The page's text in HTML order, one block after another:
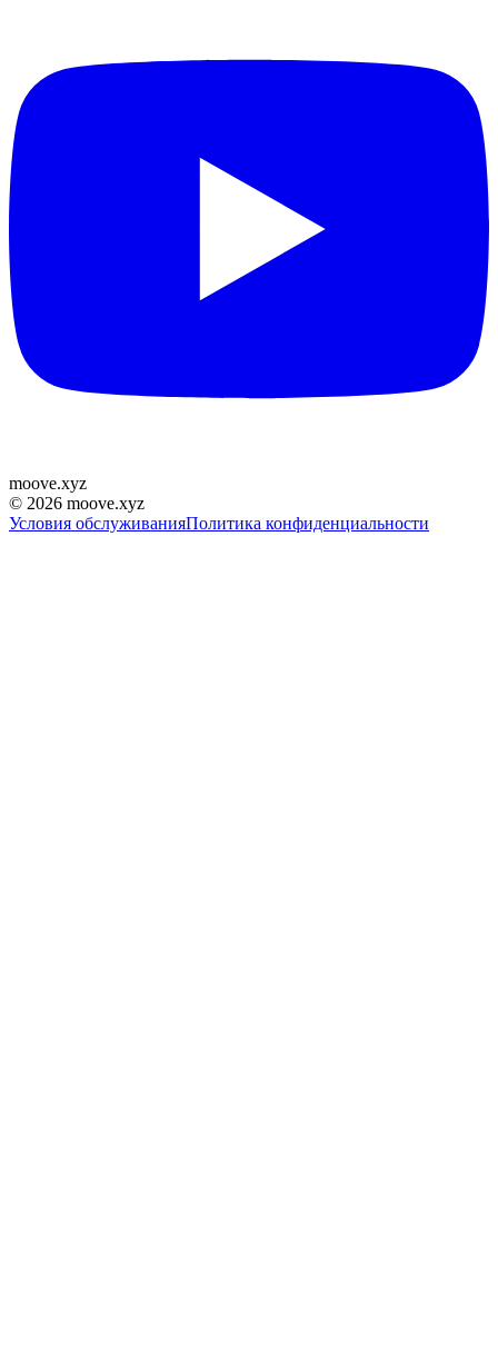
moove.xyz
© 2026 moove.xyz
Условия обслуживанияПолитика конфиденциальности